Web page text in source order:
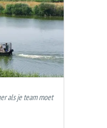
als je team moet